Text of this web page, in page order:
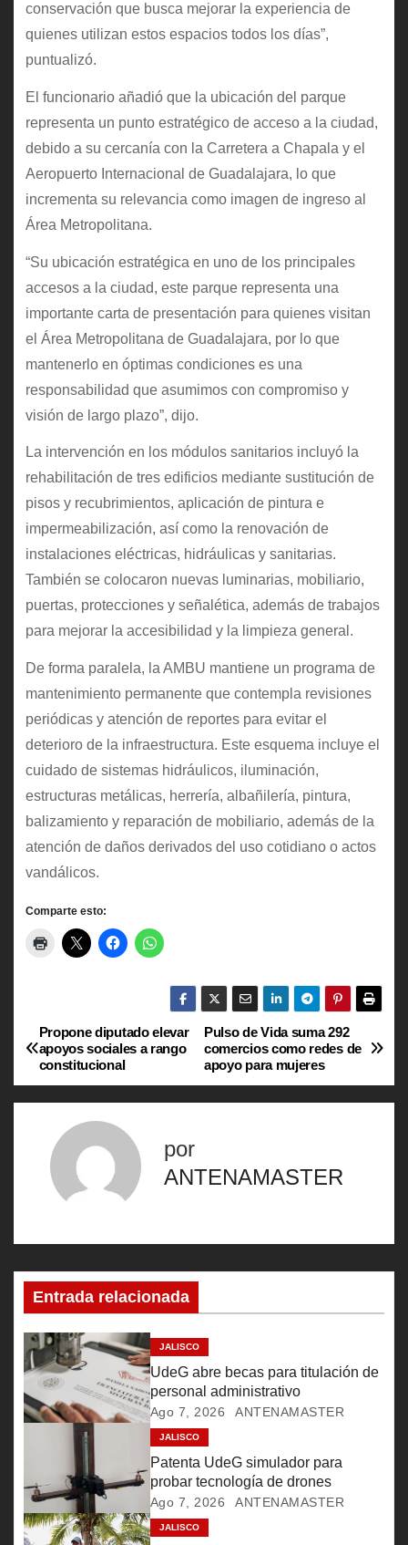
conservación que busca mejorar la experiencia de
quienes utilizan estos espacios todos los días”,
puntualizó.
El funcionario añadió que la ubicación del parque
representa un punto estratégico de acceso a la ciudad,
debido a su cercanía con la Carretera a Chapala y el
Aeropuerto Internacional de Guadalajara, lo que
incrementa su relevancia como imagen de ingreso al
Área Metropolitana.
“Su ubicación estratégica en uno de los principales
accesos a la ciudad, este parque representa una
importante carta de presentación para quienes visitan
el Área Metropolitana de Guadalajara, por lo que
mantenerlo en óptimas condiciones es una
responsabilidad que asumimos con compromiso y
visión de largo plazo”, dijo.
La intervención en los módulos sanitarios incluyó la
rehabilitación de tres edificios mediante sustitución de
pisos y recubrimientos, aplicación de pintura e
impermeabilización, así como la renovación de
instalaciones eléctricas, hidráulicas y sanitarias.
También se colocaron nuevas luminarias, mobiliario,
puertas, protecciones y señalética, además de trabajos
para mejorar la accesibilidad y la limpieza general.
De forma paralela, la AMBU mantiene un programa de
mantenimiento permanente que contempla revisiones
periódicas y atención de reportes para evitar el
deterioro de la infraestructura. Este esquema incluye el
cuidado de sistemas hidráulicos, iluminación,
estructuras metálicas, herrería, albañilería, pintura,
balizamiento y reparación de mobiliario, además de la
atención de daños derivados del uso cotidiano o actos
vandálicos.
Comparte esto:
N
a
c
i
ó
n
d
e
Pulso de Vida suma 292
comercios como redes de
apoyo para mujeres
Propone diputado elevar
apoyos sociales a rango
constitucional
por
ANTENAMASTER
Entrada relacionada
JALISCO
UdeG abre becas para titulación de
personal administrativo
Ago 7, 2026 ANTENAMASTER
JALISCO
Patenta UdeG simulador para
probar tecnología de drones
Ago 7, 2026 ANTENAMASTER
JALISCO